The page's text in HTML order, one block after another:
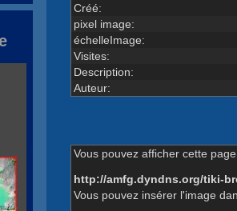
Créé:
pixel image:
échelleImage:
Visites:
Description:
Auteur:
Vous pouvez afficher cette
http://amfg.dyndns.org/tiki-
Vous pouvez insérer l'image